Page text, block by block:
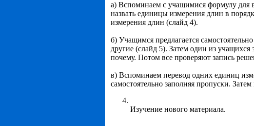
а) Вспоминаем с учащимися формулу для
назвать единицы измерения длин в
измерения длин (слайд 4).
б) Учащимся предлагается
другие (слайд 5). Затем один из
почему. Потом все проверяют запись
в) Вспоминаем перевод одних единиц
самостоятельно заполняя пропуски.
Изучение нового материала.